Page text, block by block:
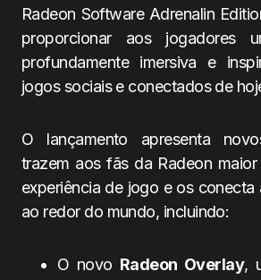
Radeon Software Adrenalin
proporcionar aos jogadores
profundamente imersiva e
jogos sociais e conectados de
O lançamento apresenta
trazem aos fãs da Radeon
experiência de jogo e os conecta
ao redor do mundo, incluindo:
O novo Radeon Overlay,